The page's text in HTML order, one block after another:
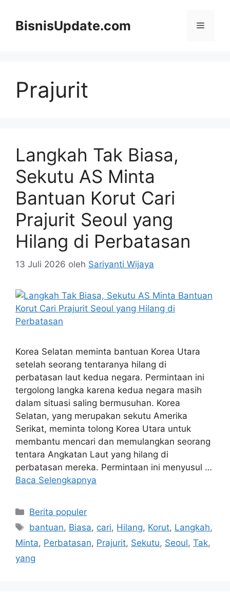
BisnisUpdate.com Menu
Prajurit
Langkah Tak Biasa,
Sekutu AS Minta
Bantuan Korut Cari
Prajurit Seoul yang
Hilang di Perbatasan
13 Juli 2026 oleh Sariyanti Wijaya
Korea Selatan meminta bantuan Korea Utara
setelah seorang tentaranya hilang di
perbatasan laut kedua negara. Permintaan ini
tergolong langka karena kedua negara masih
dalam situasi saling bermusuhan. Korea
Selatan, yang merupakan sekutu Amerika
Serikat, meminta tolong Korea Utara untuk
membantu mencari dan memulangkan seorang
tentara Angkatan Laut yang hilang di
perbatasan mereka. Permintaan ini menyusul …
Baca Selengkapnya
Kategori
Berita populer
Tag
bantuan, Biasa, cari, Hilang, Korut, Langkah,
Minta, Perbatasan, Prajurit, Sekutu, Seoul, Tak,
yang